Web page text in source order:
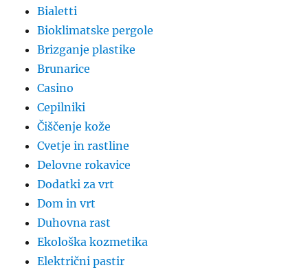
Bialetti
Bioklimatske pergole
Brizganje plastike
Brunarice
Casino
Cepilniki
Čiščenje kože
Cvetje in rastline
Delovne rokavice
Dodatki za vrt
Dom in vrt
Duhovna rast
Ekološka kozmetika
Električni pastir